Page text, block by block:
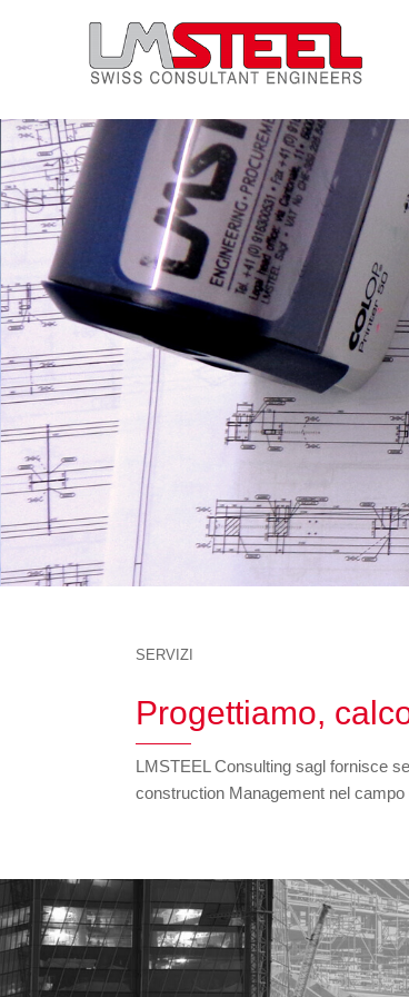
SERVIZI
Progettiamo,
LMSTEEL Consulting sagl fornisce
construction Management nel campo